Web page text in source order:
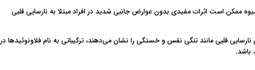
ممکن است اثرات مفیدی بدون عوارض جانبی شدید در افراد مبتلا به نارسایی قلبی
نارسایی قلبی مانند تنگی نفس و خستگی را نشان می‌دهند، ترکیباتی به نام فلاونوئیدها در
باشد.